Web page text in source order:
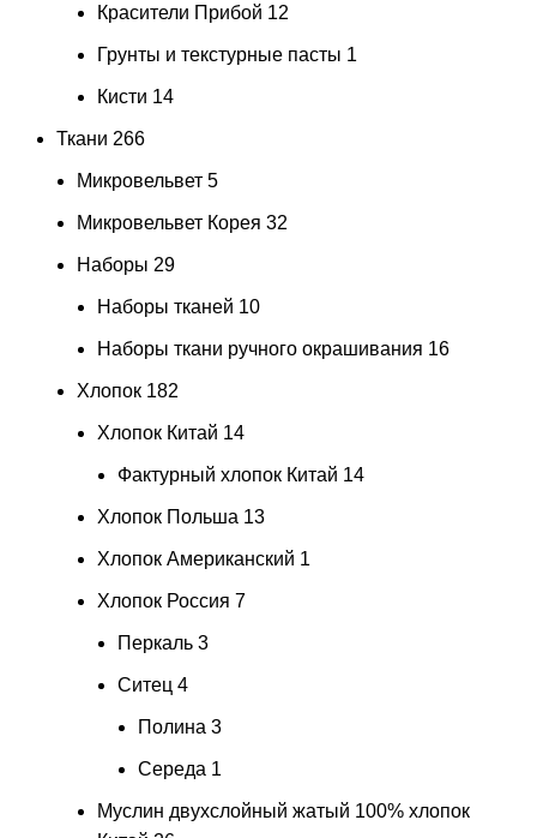
Красители Прибой 12
Грунты и текстурные пасты 1
Кисти 14
Ткани 266
Микровельвет 5
Микровельвет Корея 32
Наборы 29
Наборы тканей 10
Наборы ткани ручного окрашивания 16
Хлопок 182
Хлопок Китай 14
Фактурный хлопок Китай 14
Хлопок Польша 13
Хлопок Американский 1
Хлопок Россия 7
Перкаль 3
Ситец 4
Полина 3
Середа 1
Муслин двухслойный жатый 100% хлопок